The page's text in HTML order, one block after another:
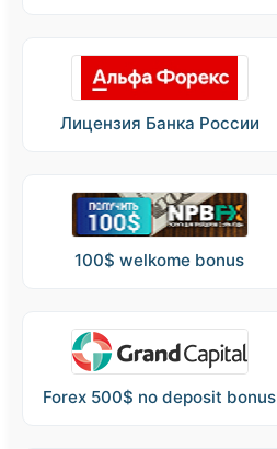
Лицензия Банка России
100$ welkome bonus
Forex 500$ no deposit bonus